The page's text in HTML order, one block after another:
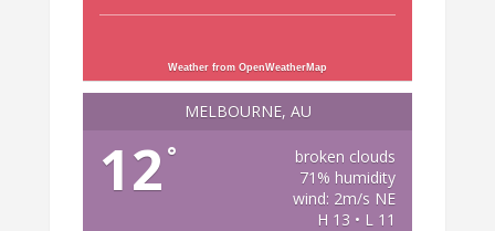
Weather from OpenWeatherMap
MELBOURNE, AU
12 °
broken clouds
71% humidity
wind: 2m/s NE
H 13 • L 11